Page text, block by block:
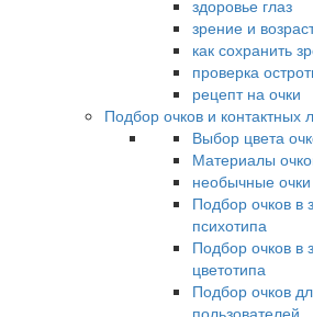
здоровье глаз
зрение и
как сохранить
проверка
рецепт на очки
Подбор очков и контактных
Выбор цвета
Материалы
необычные очки
Подбор очков в
психотипа
Подбор очков в
цветотипа
Подбор очков